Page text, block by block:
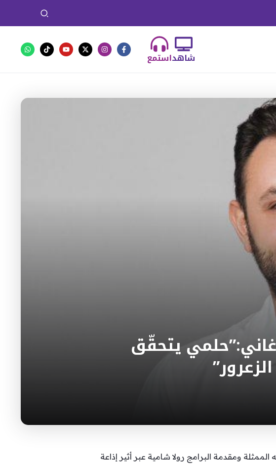
استمعشاهد
يتحقّق
ومقدمة البرامج رولا شامية عبر أثير إذاعة